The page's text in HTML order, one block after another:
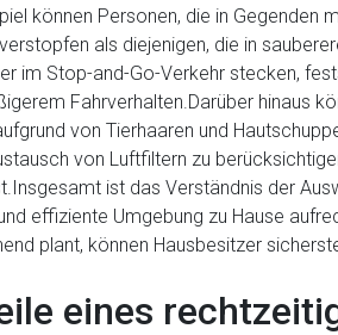
können Personen, die in Gegenden
als diejenigen, die in
im Stop-and-Go-Verkehr stecken,
Fahrverhalten.Darüber hinaus
von Tierhaaren und
von Luftfiltern zu
ist das Verständnis der
effiziente Umgebung zu Hause
plant, können Hausbesitzer
eines